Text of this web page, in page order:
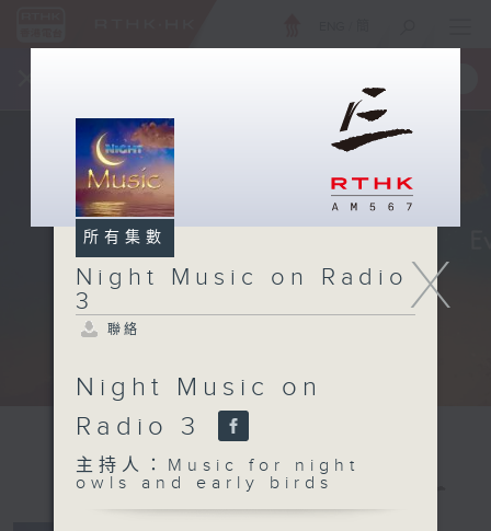
X
所有集數
Night Music on Radio
3
聯絡
Night Music on
Radio 3
主持人：Music for night
owls and early birds